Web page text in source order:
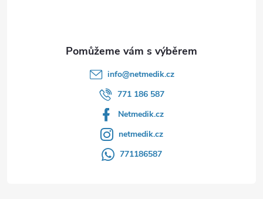
info@netmedik.cz
771 186 587
Netmedik.cz
netmedik.cz
771186587